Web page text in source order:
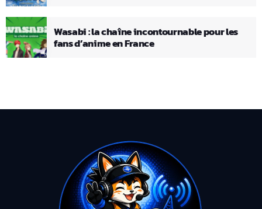
Wasabi : la chaîne incontournable pour les
fans d’anime en France